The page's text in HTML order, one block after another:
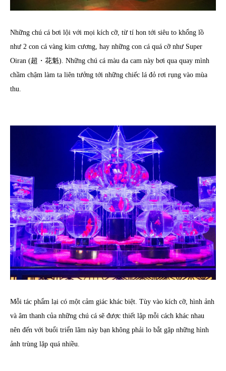
Những chú cá bơi lội với mọi kích cỡ, từ tí hon tới siêu to khổng lồ
như 2 con cá vàng kim cương, hay những con cá quá cỡ như Super
Oiran (超・花魁). Những chú cá màu da cam này bơi qua quay mình
chầm chậm làm ta liên tưởng tới những chiếc lá đỏ rơi rụng vào mùa
thu.
Mỗi tác phẩm lại có một cảm giác khác biệt. Tùy vào kích cỡ, hình ảnh
và âm thanh của những chú cá sẽ được thiết lập mỗi cách khác nhau
nên đến với buổi triển lãm này bạn không phải lo bắt gặp những hình
ảnh trùng lặp quá nhiều.